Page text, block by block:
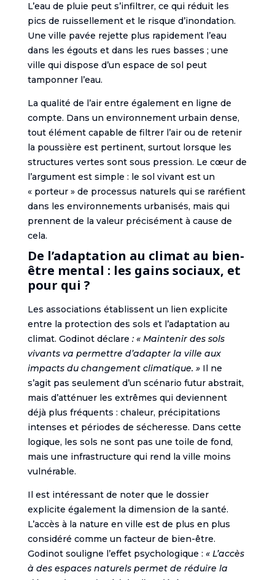
L’eau de pluie peut s’infiltrer, ce qui réduit les
pics de ruissellement et le risque d’inondation.
Une ville pavée rejette plus rapidement l’eau
dans les égouts et dans les rues basses ; une
ville qui dispose d’un espace de sol peut
tamponner l’eau.
La qualité de l’air entre également en ligne de
compte. Dans un environnement urbain dense,
tout élément capable de filtrer l’air ou de retenir
la poussière est pertinent, surtout lorsque les
structures vertes sont sous pression. Le cœur de
l’argument est simple : le sol vivant est un
« porteur » de processus naturels qui se raréfient
dans les environnements urbanisés, mais qui
prennent de la valeur précisément à cause de
cela.
De l’adaptation au climat au bien-
être mental : les gains sociaux, et
pour qui ?
Les associations établissent un lien explicite
entre la protection des sols et l’adaptation au
climat. Godinot déclare : « Maintenir des sols
vivants va permettre d’adapter la ville aux
impacts du changement climatique. »Il ne
s’agit pas seulement d’un scénario futur abstrait,
mais d’atténuer les extrêmes qui deviennent
déjà plus fréquents : chaleur, précipitations
intenses et périodes de sécheresse. Dans cette
logique, les sols ne sont pas une toile de fond,
mais une infrastructure qui rend la ville moins
vulnérable.
Il est intéressant de noter que le dossier
explicite également la dimension de la santé.
L’accès à la nature en ville est de plus en plus
considéré comme un facteur de bien-être.
Godinot souligne l’effet psychologique : « L’accès
à des espaces naturels permet de réduire la